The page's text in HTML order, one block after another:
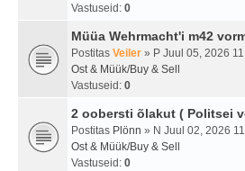
Vastuseid: 0
Müüa Wehrmacht'i m42
Postitas Veiler » P Juul 05, 2026
Ost & Müük/Buy & Sell
Vastuseid: 0
2 oobersti õlakut ( Politsei
Postitas Plönn » N Juul 02, 2026
Ost & Müük/Buy & Sell
Vastuseid: 0